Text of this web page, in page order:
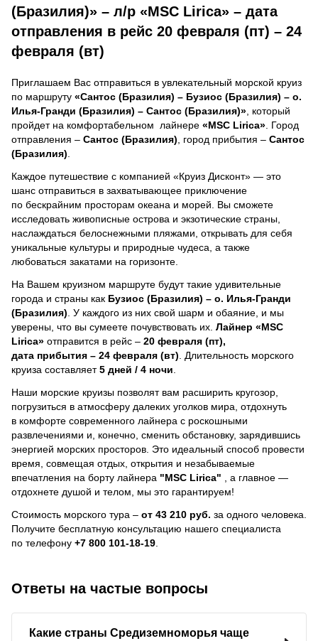
(Бразилия)» – л/р «MSC Lirica» – дата
отправления в рейс 20 февраля (пт) – 24
февраля (вт)
Приглашаем Вас отправиться в увлекательный морской круиз
по маршруту «Сантос (Бразилия) – Бузиос (Бразилия) – о.
Илья-Гранди (Бразилия) – Сантос (Бразилия)» , который
пройдет на комфортабельном лайнере «MSC Lirica» . Город
отправления – Сантос (Бразилия) , город прибытия – Сантос
(Бразилия)
Каждое путешествие с компанией «Круиз Дисконт» — это
шанс отправиться в захватывающее приключение
по бескрайним просторам океана и морей. Вы сможете
исследовать живописные острова и экзотические страны,
наслаждаться белоснежными пляжами, открывать для себя
уникальные культуры и природные чудеса, а также
любоваться закатами на горизонте.
На Вашем круизном маршруте будут такие удивительные
города и страны как Бузиос (Бразилия) – о. Илья-Гранди
(Бразилия) . У каждого из них свой шарм и обаяние, и мы
уверены, что вы сумеете почувствовать их. Лайнер «MSC
Lirica» отправится в рейс – 20 февраля (пт),
дата прибытия – 24 февраля (вт) . Длительность морского
круиза составляет5 дней / 4 ночи
Наши морские круизы позволят вам расширить кругозор,
погрузиться в атмосферу далеких уголков мира, отдохнуть
в комфорте современного лайнера с роскошными
развлечениями и, конечно, сменить обстановку, зарядившись
энергией морских просторов. Это идеальный способ провести
время, совмещая отдых, открытия и незабываемые
впечатления на борту лайнера "MSC Lirica"
, a главное —
отдохнете душой и телом, мы это гарантируем!
Стоимость морского тура – от 43 210 руб. за одного человека.
Получите бесплатную консультацию нашего специалиста
по телефону +7 800 101-18-19
Ответы на частые вопросы
Какие страны Средиземноморья чаще